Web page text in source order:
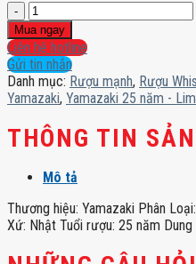
Yamazaki
25
năm
-
Limited
Edition
số
lượng
Mua ngay
Liên hệ hotline
Gửi tin nhắn
Danh mục: Rượu mạnh, Rượu
Yamazaki, Yamazaki 25 năm -
THÔNG TIN
Mô tả
Thương hiệu: Yamazaki Phân
Xứ: Nhật Tuổi rượu: 25 năm